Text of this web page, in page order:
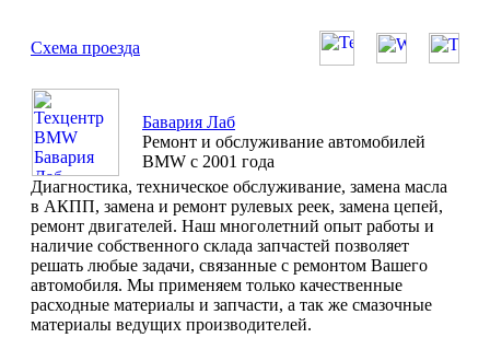
Схема проезда
Бавария Лаб
Ремонт и обслуживание автомобилей
BMW с 2001 года
Диагностика, техническое обслуживание, замена масла
в АКПП, замена и ремонт рулевых реек, замена цепей,
ремонт двигателей. Наш многолетний опыт работы и
наличие собственного склада запчастей позволяет
решать любые задачи, связанные с ремонтом Вашего
автомобиля. Мы применяем только качественные
расходные материалы и запчасти, а так же смазочные
материалы ведущих производителей.